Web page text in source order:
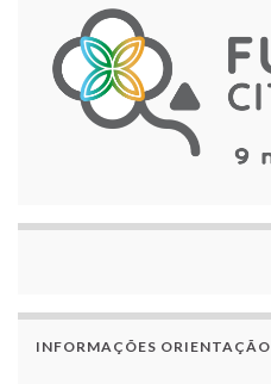
INFORMAÇÕES ORIENTAÇÃO